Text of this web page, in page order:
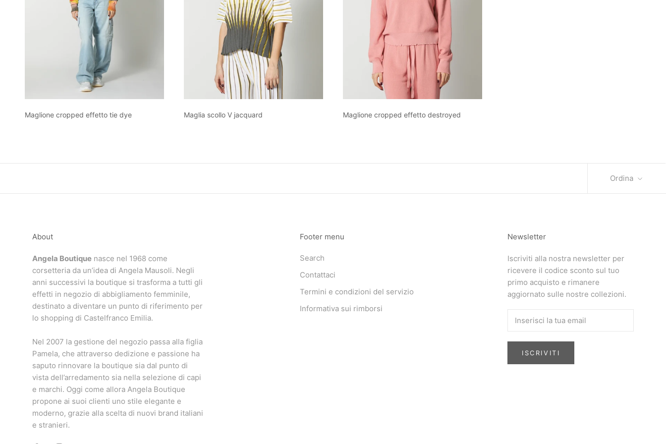
Maglione cropped effetto tie dye Maglia scollo V jacquard Maglione cropped effetto destroyed
Ordina
About
Angela Boutique nasce nel 1968 come
corsetteria da un’idea di Angela Mausoli. Negli
anni successivi la boutique si trasforma a tutti gli
effetti in negozio di abbigliamento femminile,
destinato a diventare un punto di riferimento per
lo shopping di Castelfranco Emilia.
Nel 2007 la gestione del negozio passa alla figlia
Pamela, che attraverso dedizione e passione ha
saputo rinnovare la boutique sia dal punto di
vista dell’arredamento sia nella selezione di capi
e marchi. Oggi come allora Angela Boutique
propone ai suoi clienti uno stile elegante e
moderno, grazie alla scelta di nuovi brand italiani
e stranieri.
Footer menu
Search
Contattaci
Termini e condizioni del servizio
Informativa sui rimborsi
Newsletter
Iscriviti alla nostra newsletter per
ricevere il codice sconto sul tuo
primo acquisto e rimanere
aggiornato sulle nostre collezioni.
ISCRIVITI